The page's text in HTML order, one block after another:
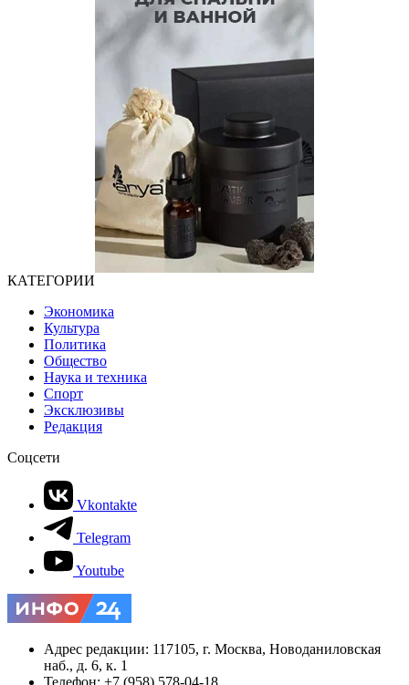
КАТЕГОРИИ
Экономика
Культура
Политика
Общество
Наука и техника
Спорт
Эксклюзивы
Редакция
Соцсети
Vkontakte
Telegram
Youtube
Адрес редакции: 117105, г. Москва, Новоданиловская
наб., д. 6, к. 1
Телефон: +7 (958) 578-04-18